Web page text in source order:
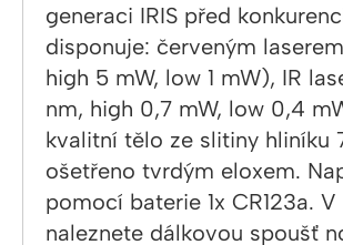
generaci IRIS před
disponuje: červeným
high 5 mW, low 1 mW), IR
nm, high 0,7 mW, low 0,4
kvalitní tělo ze slitiny hliníku
ošetřeno tvrdým eloxem.
pomocí baterie 1x CR123a.
naleznete dálkovou spoušť